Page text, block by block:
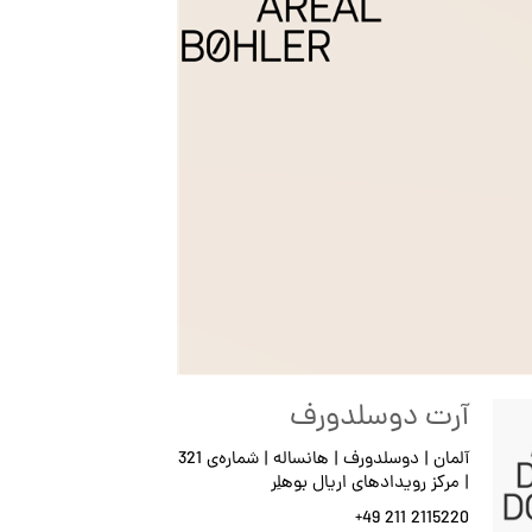
آرت دوسلدورف
آلمان | دوسلدورف | هانساله | شماره‌ی 321
| مرکز رویدادهای اریال بوهلِر
+49 211 2115220